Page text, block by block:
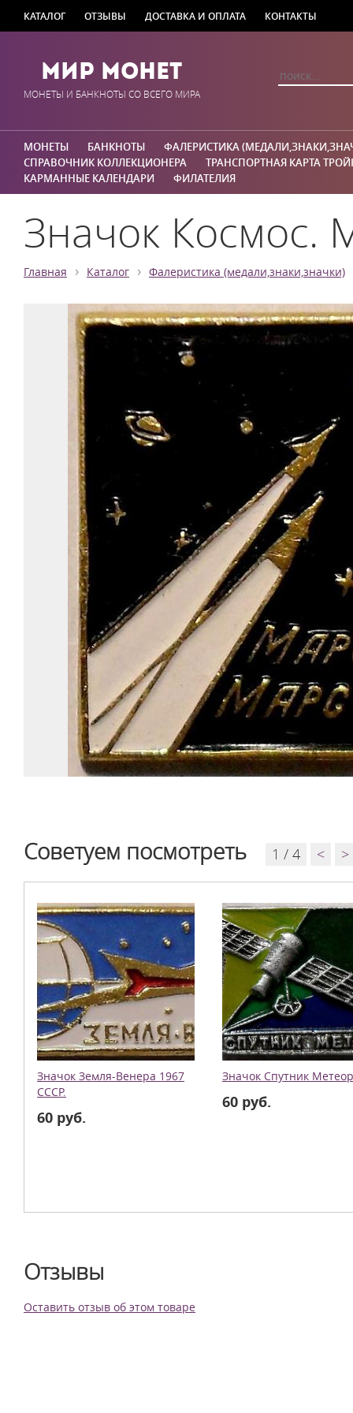
КАТАЛОГ ОТЗЫВЫ ДОСТАВКА И ОПЛАТА КОНТАКТЫ
Мир Монет
МОНЕТЫ И БАНКНОТЫ СО ВСЕГО МИРА
МОНЕТЫ БАНКНОТЫ
ФАЛЕРИСТИКА
СПРАВОЧНИК КОЛЛЕКЦИОНЕРА
ТРАНСПОРТНАЯ КАРТА
КАРМАННЫЕ КАЛЕНДАРИ
ФИЛАТЕЛИЯ
Значок Космос.
Главная › Каталог › Фалеристика (медали,знаки,значки)
Советуем посмотреть 1 / 4 < >
Значок Земля-Венера 1967
СССР.
60 руб.
Значок Спутник
60 руб.
Отзывы
Оставить отзыв об этом товаре